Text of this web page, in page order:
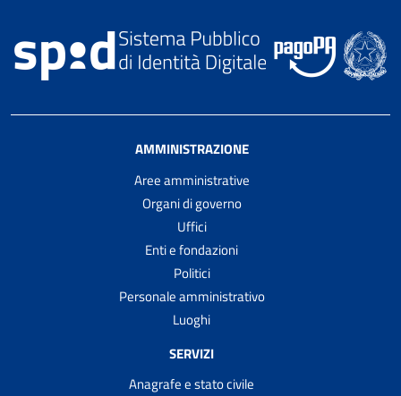
AMMINISTRAZIONE
Aree amministrative
Organi di governo
Uffici
Enti e fondazioni
Politici
Personale amministrativo
Luoghi
SERVIZI
Anagrafe e stato civile